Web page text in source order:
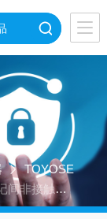
TOYOSE
间非接触距